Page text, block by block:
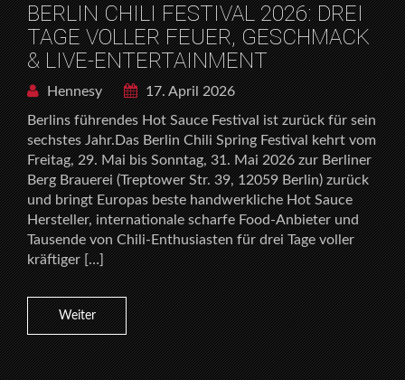
BERLIN CHILI FESTIVAL 2026: DREI
TAGE VOLLER FEUER, GESCHMACK
& LIVE-ENTERTAINMENT
Hennesy
17. April 2026
Berlins führendes Hot Sauce Festival ist zurück für sein
sechstes Jahr.Das Berlin Chili Spring Festival kehrt vom
Freitag, 29. Mai bis Sonntag, 31. Mai 2026 zur Berliner
Berg Brauerei (Treptower Str. 39, 12059 Berlin) zurück
und bringt Europas beste handwerkliche Hot Sauce
Hersteller, internationale scharfe Food-Anbieter und
Tausende von Chili-Enthusiasten für drei Tage voller
kräftiger […]
Weiter